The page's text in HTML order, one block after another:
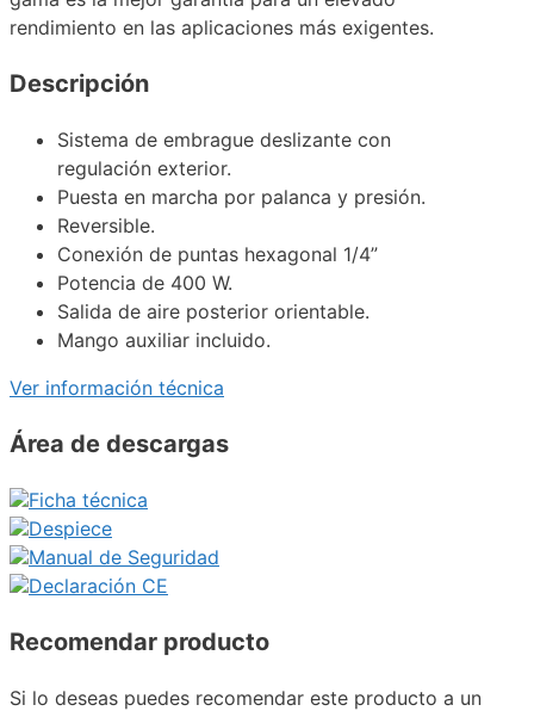
rendimiento en las aplicaciones más exigentes.
Descripción
Sistema de embrague deslizante con
regulación exterior.
Puesta en marcha por palanca y presión.
Reversible.
Conexión de puntas hexagonal 1/4”
Potencia de 400 W.
Salida de aire posterior orientable.
Mango auxiliar incluido.
Ver información técnica
Área de descargas
Ficha técnica
Despiece
Manual de Seguridad
Declaración CE
Recomendar producto
Si lo deseas puedes recomendar este producto a un